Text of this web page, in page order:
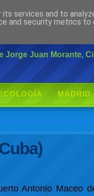
Jorge Juan Morante,
MADRID
Antonio Maceo
services and to
and security metrics